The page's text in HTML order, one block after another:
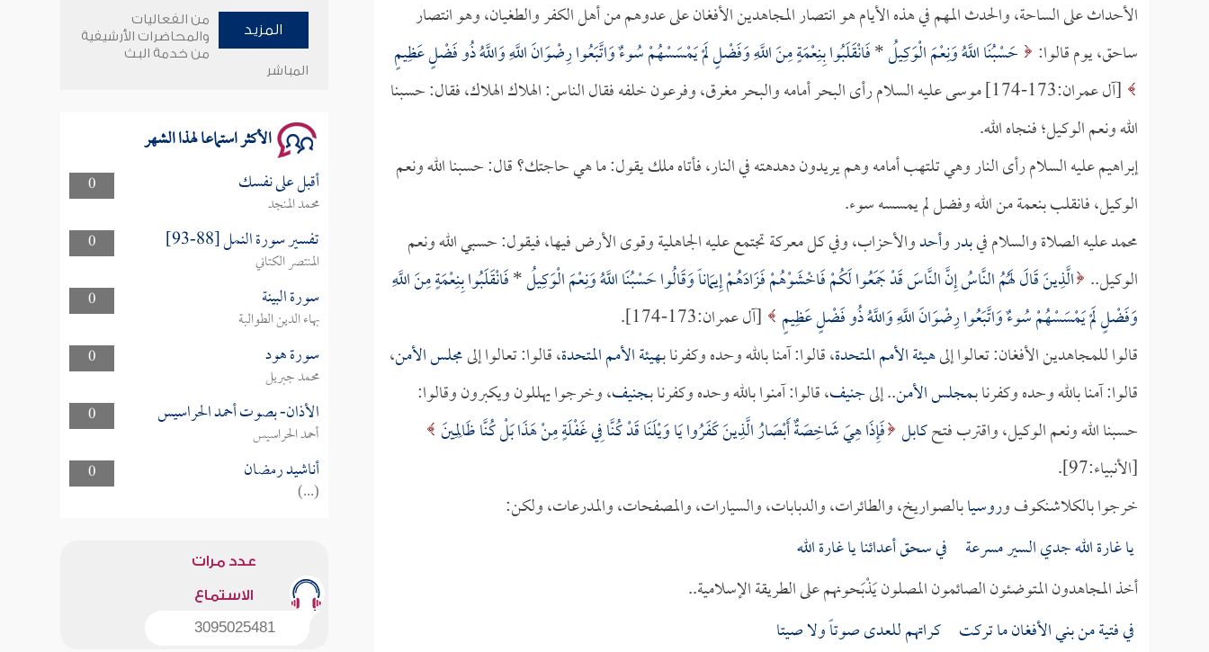
الأحداث على الساحة، والحدث المهم في هذه الأيام هو انتصار المجاهدين الأفغان على عدوهم من أهل الكفر والطغيان، وهو انتصار
ساحق، يوم قالوا:
حَسْبُنَا اللَّهُ وَنِعْمَ الْوَكِيلُ*فَانْقَلَبُوا بِنِعْمَةٍ مِنَ اللَّهِ وَفَضْلٍ لَمْ يَمْسَسْهُمْ سُوءٌ وَاتَّبَعُوا رِضْوَانَ اللَّهِ وَاللَّهُ ذُو فَضْلٍ عَظِيمٍ
[آل عمران:173-174] موسى عليه السلام رأى البحر أمامه والبحر مغرق، وفرعون خلفه فقال الناس: الهلاك الهلاك، فقال: حسبنا
الله ونعم الوكيل؛ فنجاه الله.
إبراهيم عليه السلام رأى النار وهي تلتهب أمامه وهم يريدون دهدهته في النار، فأتاه ملك يقول: ما هي حاجتك؟ قال: حسبنا الله ونعم
الوكيل، فانقلب بنعمة من الله وفضل لم يمسسه سوء.
محمد عليه الصلاة والسلام فيبدروأحدوالأحزاب، وفي كل معركة تجتمع عليه الجاهلية وقوى الأرض فيها، فيقول: حسبي الله ونعم
الوكيل.. الَّذِينَ قَالَ لَهُمُ النَّاسُ إِنَّ النَّاسَ قَدْ جَمَعُوا لَكُمْ فَاخْشَوْهُمْ فَزَادَهُمْ إِيمَاناً وَقَالُوا حَسْبُنَا اللَّهُ وَنِعْمَ الْوَكِيلُ*فَانْقَلَبُوا بِنِعْمَةٍ مِنَ اللَّهِ
وَفَضْلٍ لَمْ يَمْسَسْهُمْ سُوءٌ وَاتَّبَعُوا رِضْوَانَ اللَّهِ وَاللَّهُ ذُو فَضْلٍ عَظِيمٍ
[آل عمران:173-174].
قالوا للمجاهدين الأفغان: تعالوا إلىهيئة الأمم المتحدة، قالوا: آمنا بالله وحده وكفرنا بـهيئة الأمم المتحدة، قالوا: تعالوا إلىمجلس الأمن،
قالوا: آمنا بالله وحده وكفرنا بـمجلس الأمن.. إلىجنيف، قالوا: آمنوا بالله وحده وكفرنا بـجنيف، وخرجوا يهللون ويكبرون وقالوا:
حسبنا الله ونعم الوكيل، واقترب فتحكابل فَإِذَا هِيَ شَاخِصَةٌ أَبْصَارُ الَّذِينَ كَفَرُوا يَا وَيْلَنَا قَدْ كُنَّا فِي غَفْلَةٍ مِنْ هَذَا بَلْ كُنَّا ظَالِمِينَ
[الأنبياء:97].
خرجوا بالكلاشنكوف وروسيابالصواريخ، والطائرات، والدبابات، والسيارات، والمصفحات، والمدرعات، ولكن:
يا غارة الله جدي السير مسرعة في سحق أعدائنا يا غارة الله
أخذ المجاهدون المتوضئون الصائمون المصلون يَذْبَحونهم على الطريقة الإسلامية..
في فتية من بني الأفغان ما تركت كراتهم للعدى صوتاً ولا صيتا
أخلاقنا أصالة ومعاصرة
وأمنهم من خوف 9
1444هـ
المزيد
من الفعاليات
والمحاضرات الأرشيفية
من خدمة البث
المباشر
الأكثر استماعا لهذا الشهر
0 أقبل على نفسك
محمد المنجد
0
تفسير سورة النمل [88-93]
المنتصر الكتاني
0
سورة البينة
بهاء الدين الطوالبة
0
سورة هود
محمد جبريل
0
الأذان- بصوت أحمد الحراسيس
أحمد الحراسيس
0
أناشيد رمضان
(...)
عدد مرات
الاستماع
3095025481